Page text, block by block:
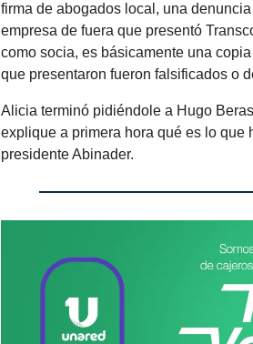
firma de abogados local, una
empresa de fuera que presentó
como socia, es básicamente una
que presentaron fueron falsificados o
Alicia terminó pidiéndole a Hugo
explique a primera hora qué es lo que
presidente Abinader.